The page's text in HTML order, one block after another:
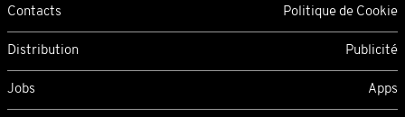
Contacts Politique de Cookie
Distribution Publicité
Jobs Apps